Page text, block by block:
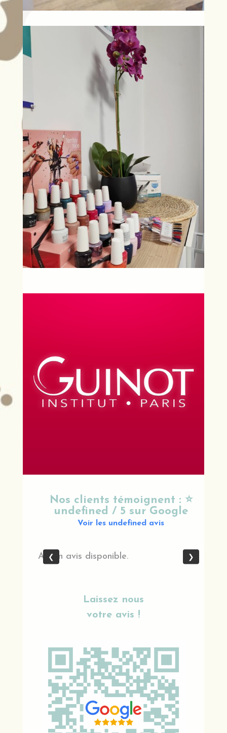
Nos clients témoignent : ⭐
undefined / 5 sur Google
Voir les undefined avis
Aucun avis disponible.
❮ ❯
Laissez nous
votre avis !